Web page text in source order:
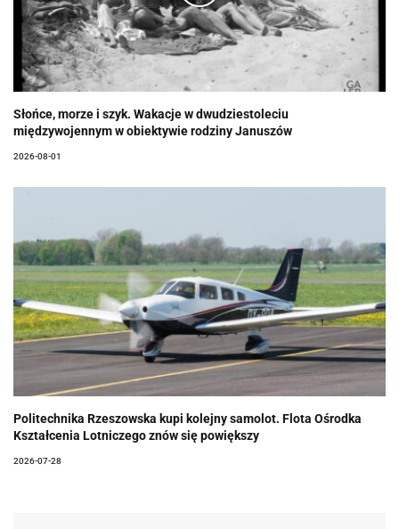
Słońce, morze i szyk. Wakacje w dwudziestoleciu
międzywojennym w obiektywie rodziny Januszów
2026-08-01
Politechnika Rzeszowska kupi kolejny samolot. Flota Ośrodka
Kształcenia Lotniczego znów się powiększy
2026-07-28